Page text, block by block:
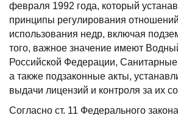
февраля 1992 года, который
принципы регулирования
использования недр, включая
того, важное значение имеют
Российской Федерации,
а также подзаконные акты,
выдачи лицензий и контроля за их
Согласно ст. 11 Федерального